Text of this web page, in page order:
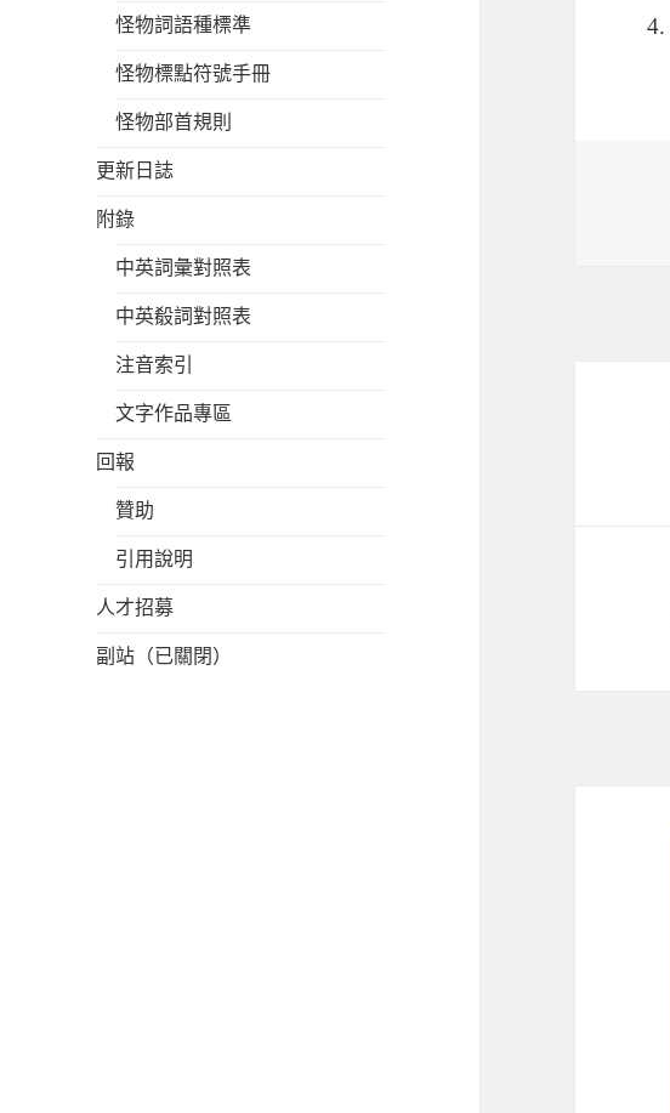
怪物詞語種標準
怪物標點符號手冊
怪物部首規則
更新日誌
附錄
中英詞彙對照表
中英殽詞對照表
注音索引
文字作品專區
回報
贊助
引用說明
人才招募
副站（已關閉）